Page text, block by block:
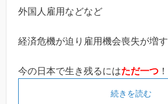
外国人雇用などなど
経済危機が迫り雇用機会喪失が増す
今の日本で生き残るにはただ一つ ！
続きを読む